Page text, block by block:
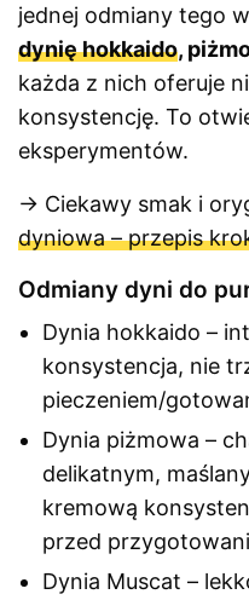
jednej odmiany tego
dynię hokkaido,
każda z nich oferuje
konsystencję. To
eksperymentów.
→ Ciekawy smak i
dyniowa – przepis
Odmiany dyni do
Dynia hokkaido –
konsystencja, nie
pieczeniem/
Dynia piżmowa –
delikatnym,
kremową
przed
Dynia Muscat –